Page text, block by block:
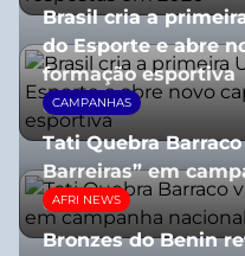
Brasil cria a
do Esporte e abre
formação esportiva
08/07/2026
CAMPANHAS
Tati Quebra
Barreiras” em
08/07/2026
AFRI NEWS
Bronzes do Benin